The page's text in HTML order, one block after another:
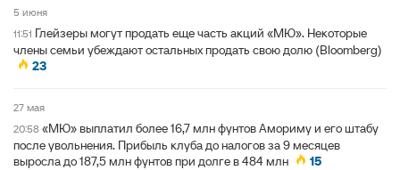
5 июня
11:51 Глейзеры могут продать еще часть акций «МЮ». Некоторые
члены семьи убеждают остальных продать свою долю (Bloomberg)
23
27 мая
20:58 «МЮ» выплатил более 16,7 млн фунтов Амориму и его штабу
после увольнения. Прибыль клуба до налогов за 9 месяцев
выросла до 187,5 млн фунтов при долге в 484 млн
15